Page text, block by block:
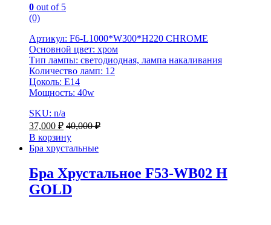
0 out of 5
(0)
Артикул: F6-L1000*W300*H220 CHROME
Основной цвет: хром
Тип лампы: светодиодная, лампа накаливания
Количество ламп: 12
Цоколь: E14
Мощность: 40w
SKU: n/a
37,000 ₽ 40,000₽
В корзину
Бра хрустальные
Бра Хрустальное F53-WB02 H
GOLD